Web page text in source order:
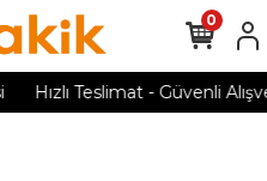
Hızlı Teslimat - Güvenli
0